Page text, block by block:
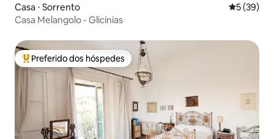
Casa ⋅ Sorrento 5 de uma
5 (39)
Casa Melangolo - Glicínias
Entre os melhores preferidos dos hóspedes
Preferido dos hóspedes